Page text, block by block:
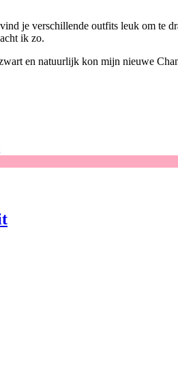
je verschillende outfits leuk om te
ik zo.
en natuurlijk kon mijn nieuwe